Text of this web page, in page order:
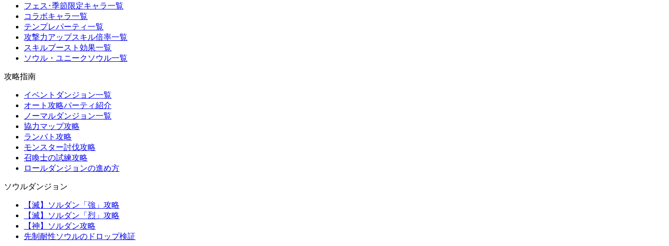
フェス･季節限定キャラ一覧
コラボキャラ一覧
テンプレパーティ一覧
攻撃力アップスキル倍率一覧
スキルブースト効果一覧
ソウル・ユニークソウル一覧
攻略指南
イベントダンジョン一覧
オート攻略パーティ紹介
ノーマルダンジョン一覧
協力マップ攻略
ランバト攻略
モンスター討伐攻略
召喚士の試練攻略
ロールダンジョンの進め方
ソウルダンジョン
【滅】ソルダン「強」攻略
【滅】ソルダン「烈」攻略
【神】ソルダン攻略
先制耐性ソウルのドロップ検証